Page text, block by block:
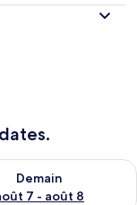
août 7
Demain
7 - août 8
disponibilité pour